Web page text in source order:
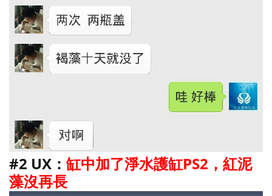
#2 UX： 缸中加了淨水護缸PS2，紅泥
藻沒再長